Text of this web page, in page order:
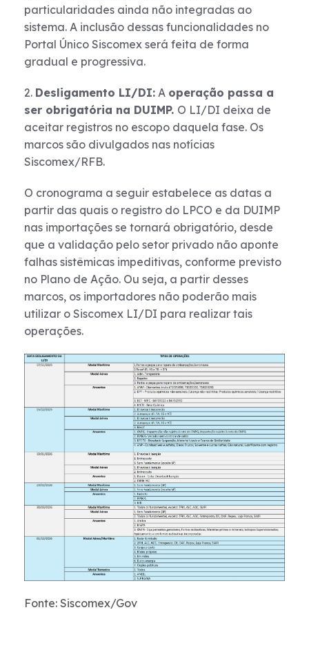
particularidades ainda não integradas ao
sistema. A inclusão dessas funcionalidades no
Portal Único Siscomex será feita de forma
gradual e progressiva.
2. Desligamento LI/DI: A operação passa a
ser obrigatória na DUIMP. O LI/DI deixa de
aceitar registros no escopo daquela fase. Os
marcos são divulgados nas notícias
Siscomex/RFB.
O cronograma a seguir estabelece as datas a
partir das quais o registro do LPCO e da DUIMP
nas importações se tornará obrigatório, desde
que a validação pelo setor privado não aponte
falhas sistêmicas impeditivas, conforme previsto
no Plano de Ação. Ou seja, a partir desses
marcos, os importadores não poderão mais
utilizar o Siscomex LI/DI para realizar tais
operações.
Fonte: Siscomex/Gov